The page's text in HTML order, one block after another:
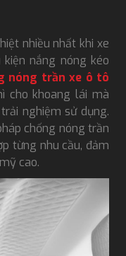
nhiều nhất khi xe
nắng nóng kéo
nóng trần xe ô tô
cho khoang lái mà
nghiệm sử dụng.
chống nóng trần
từng nhu cầu, đảm
cao.